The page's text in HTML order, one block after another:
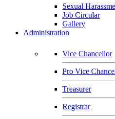
Sexual
Job Circular
Gallery
Administration
Vice Chancellor
Pro Vice
Treasurer
Registrar